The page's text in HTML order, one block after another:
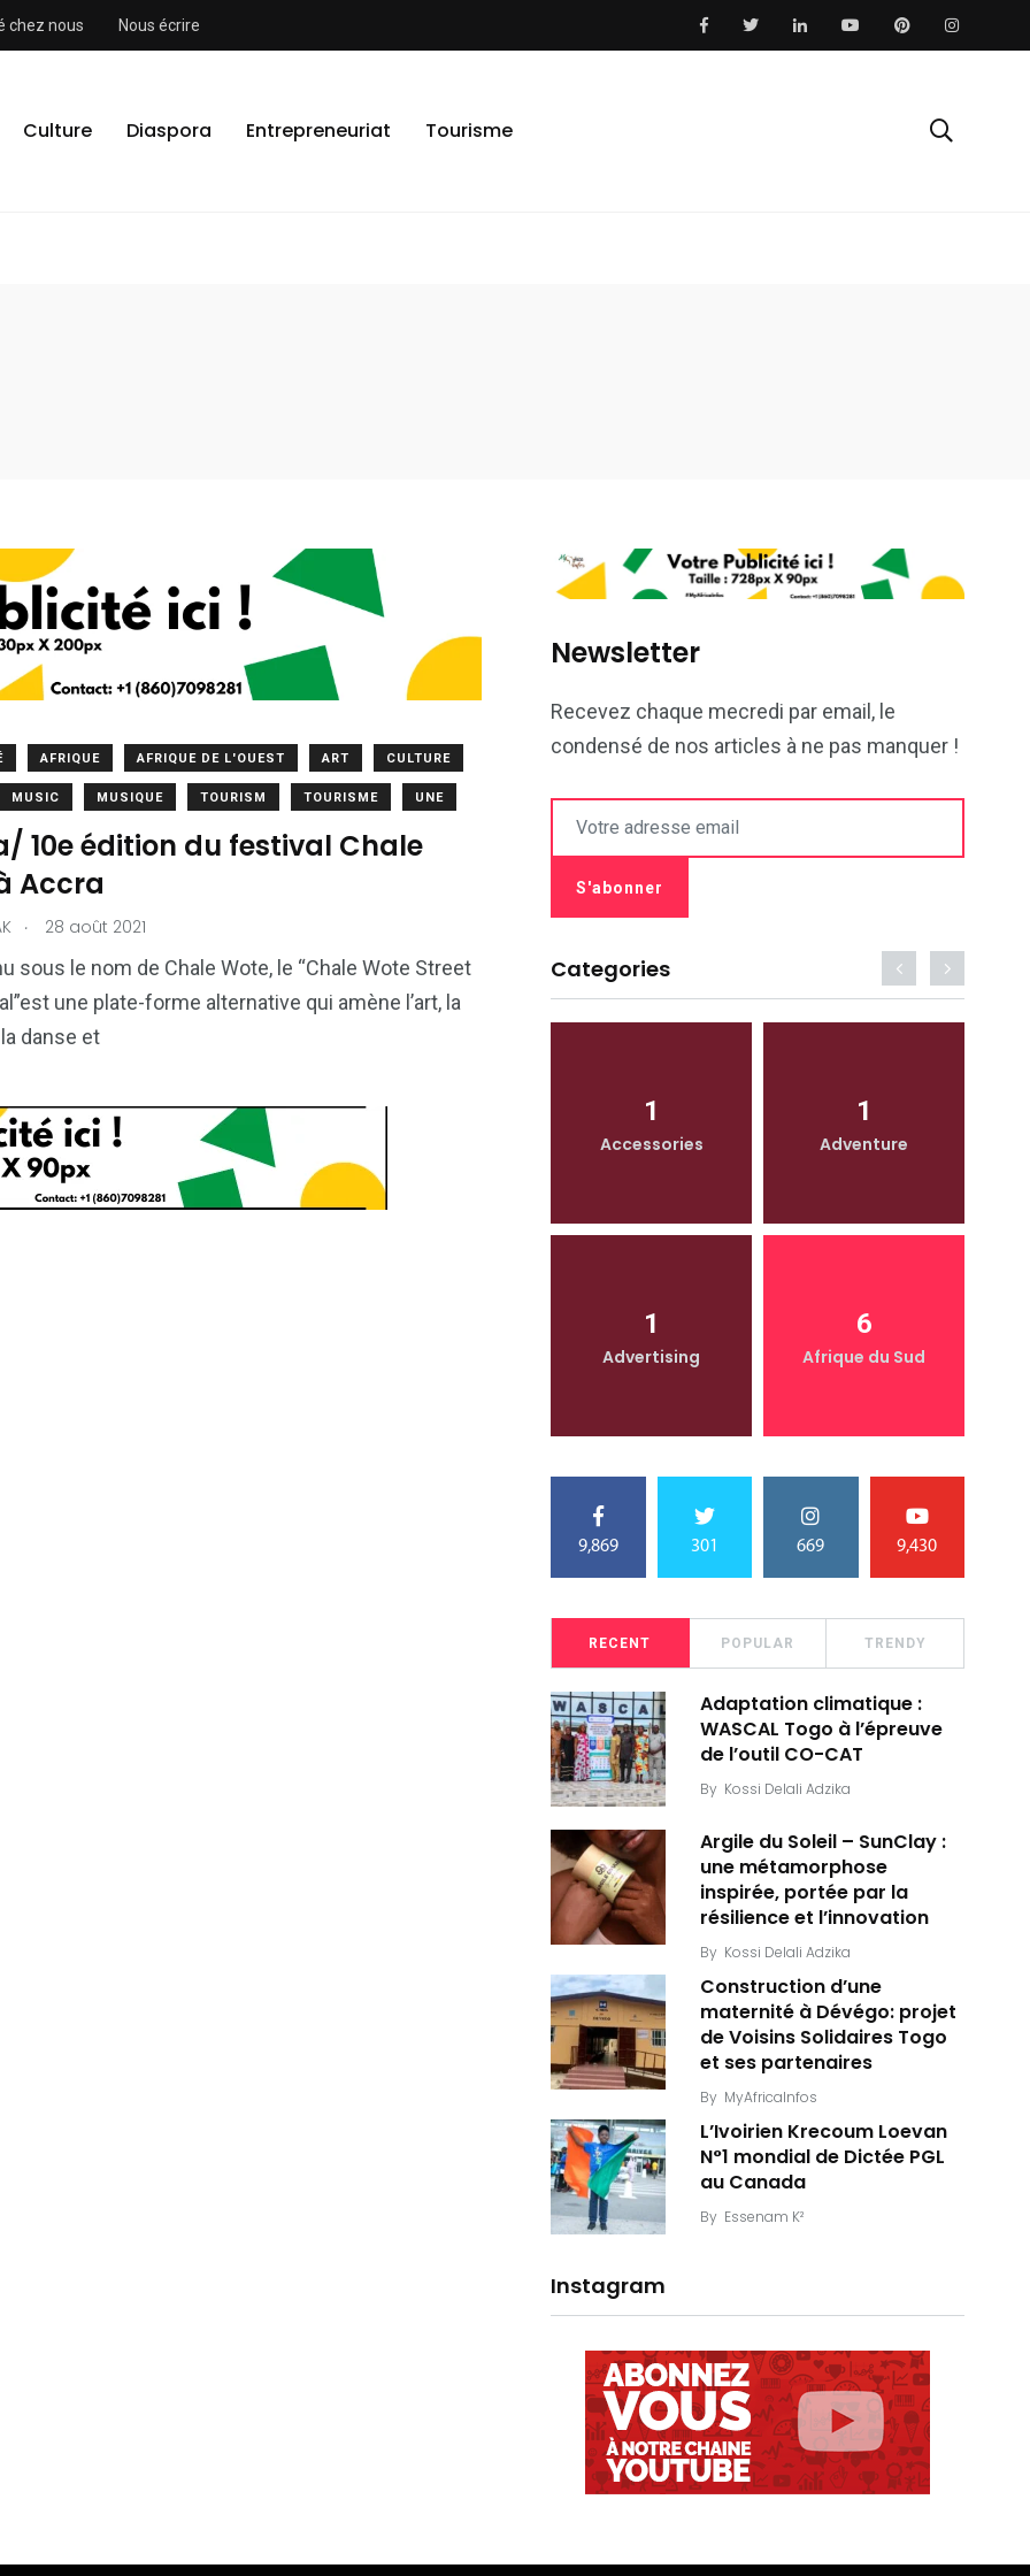
chez nous Nous écrire
Culture Diaspora Entrepreneuriat Tourisme
AFRIQUE AFRIQUE DE L'OUEST ART CULTURE
MUSIC MUSIQUE TOURISM TOURISME UNE
10e édition du festival Chale
Accra
. 28 août 2021
sous le nom de Chale Wote, le “Chale Wote Street
une plate-forme alternative qui amène l’art, la
danse et
Newsletter
Recevez chaque mecredi par email, le
condensé de nos articles à ne pas manquer !
Categories
1
Yomadic
1
Accessories
1
Adventure
1
Advertising
6
Afrique du Sud
9,869 301 669 9,430
RECENT POPULAR TRENDY
Adaptation climatique :
WASCAL Togo à l’épreuve
de l’outil CO-CAT
By Kossi Delali Adzika
Argile du Soleil – SunClay :
une métamorphose
inspirée, portée par la
résilience et l’innovation
By Kossi Delali Adzika
Construction d’une
maternité à Dévégo: projet
de Voisins Solidaires Togo
et ses partenaires
By MyAfricaInfos
L’Ivoirien Krecoum Loevan
N°1 mondial de Dictée PGL
au Canada
By Essenam K²
Instagram